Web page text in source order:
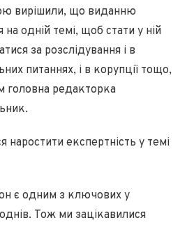
вирішили, що виданню
на одній темі, щоб стати у ній
за розслідування і в
питаннях, і в корупції тощо,
головна редакторка
експертність у темі
є одним з ключових у
Тож ми зацікавилися